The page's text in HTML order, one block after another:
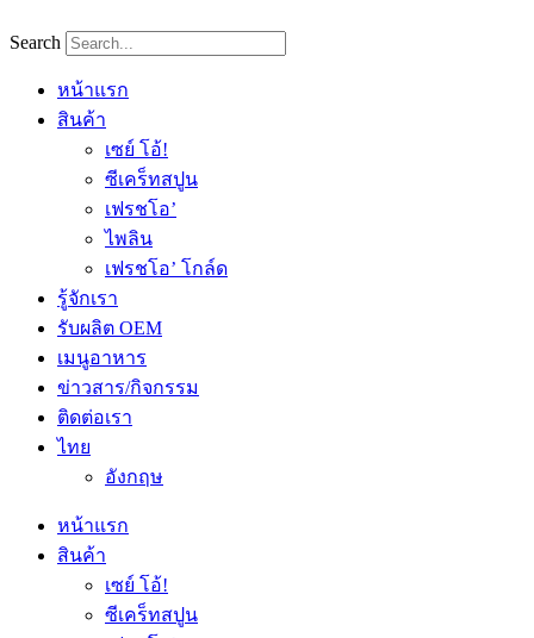
to
Search
หน้าแรก
สินค้า
เซย์ โอ้!
ซีเคร็ทสปูน
เฟรชโอ’
ไพลิน
เฟรชโอ’ โกล์ด
รู้จักเรา
รับผลิต OEM
เมนูอาหาร
ข่าวสาร/กิจกรรม
ติดต่อเรา
ไทย
อังกฤษ
หน้าแรก
สินค้า
เซย์ โอ้!
ซีเคร็ทสปูน